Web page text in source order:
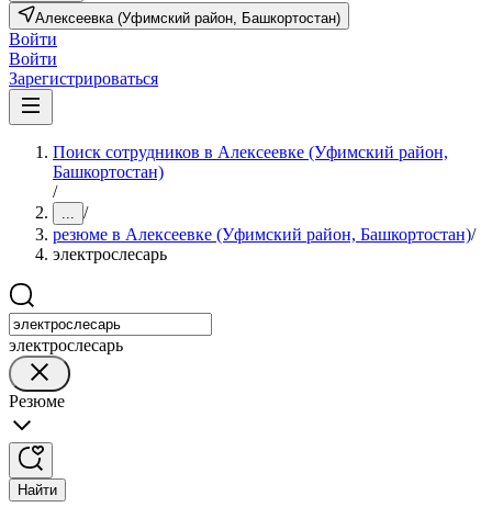
Алексеевка (Уфимский район, Башкортостан)
Войти
Войти
Зарегистрироваться
Поиск сотрудников в Алексеевке (Уфимский район,
Башкортостан)
/
... /
резюме в Алексеевке (Уфимский район, Башкортостан)/
электрослесарь
электрослесарь
Резюме
Найти